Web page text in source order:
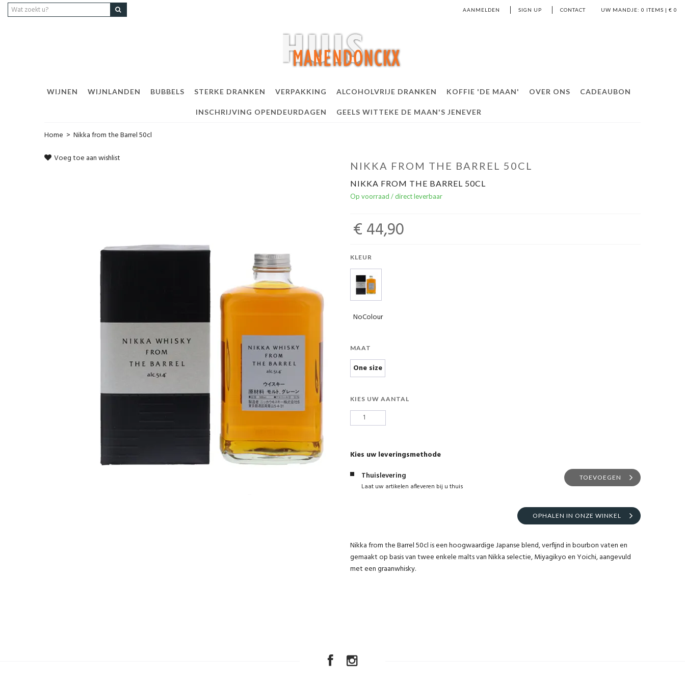
UW MANDJE: 0 ITEMS | € 0
AANMELDEN SIGN UP CONTACT
WIJNEN WIJNLANDEN BUBBELS STERKE DRANKEN VERPAKKING ALCOHOLVRIJE DRANKEN KOFFIE 'DE MAAN' OVER ONS CADEAUBON
INSCHRIJVING OPENDEURDAGEN GEELS WITTEKE DE MAAN'S JENEVER
Home > Nikka from the Barrel 50cl
Voeg toe aan wishlist
NIKKA FROM THE BARREL 50CL
NIKKA FROM THE BARREL 50CL
Op voorraad / direct leverbaar
€ 44,90
KLEUR
NoColour
MAAT
One size
KIES UW AANTAL
Kies uw leveringsmethode
Thuislevering
Laat uw artikelen afleveren bij u thuis
TOEVOEGEN
OPHALEN IN ONZE WINKEL
Nikka from the Barrel 50cl is een hoogwaardige Japanse blend, verfijnd in bourbon vaten en
gemaakt op basis van twee enkele malts van Nikka selectie, Miyagikyo en Yoichi, aangevuld
met een graanwhisky.